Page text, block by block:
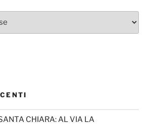
CHIARA: AL VIA LA